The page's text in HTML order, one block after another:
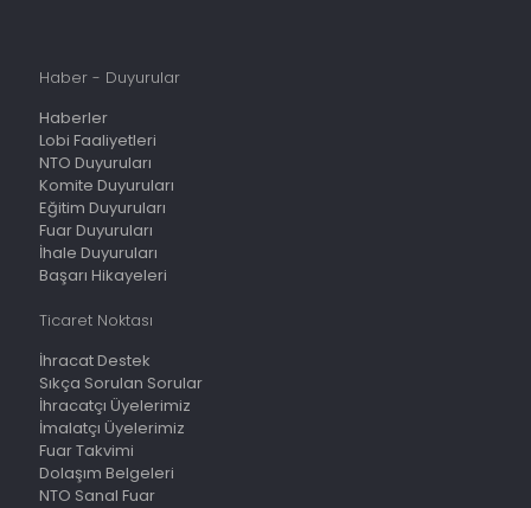
Haber - Duyurular
Haberler
Lobi Faaliyetleri
NTO Duyuruları
Komite Duyuruları
Eğitim Duyuruları
Fuar Duyuruları
İhale Duyuruları
Başarı Hikayeleri
Ticaret Noktası
İhracat Destek
Sıkça Sorulan Sorular
İhracatçı Üyelerimiz
İmalatçı Üyelerimiz
Fuar Takvimi
Dolaşım Belgeleri
NTO Sanal Fuar